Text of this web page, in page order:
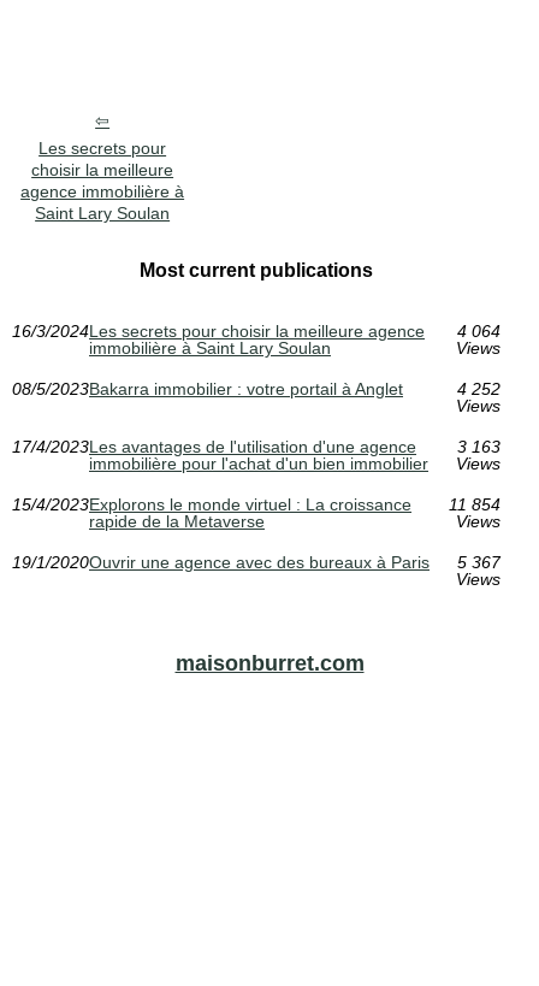
Les secrets pour
choisir la meilleure
agence immobilière à
Saint Lary Soulan
Most current publications
16/3/2024Les secrets pour choisir la meilleure agence
immobilière à Saint Lary Soulan
4 064
Views
08/5/2023Bakarra immobilier : votre portail à Anglet
4 252
Views
17/4/2023Les avantages de l'utilisation d'une agence
immobilière pour l'achat d'un bien immobilier
3 163
Views
15/4/2023Explorons le monde virtuel : La croissance
rapide de la Metaverse
11 854
Views
19/1/2020Ouvrir une agence avec des bureaux à Paris
5 367
Views
maisonburret.com